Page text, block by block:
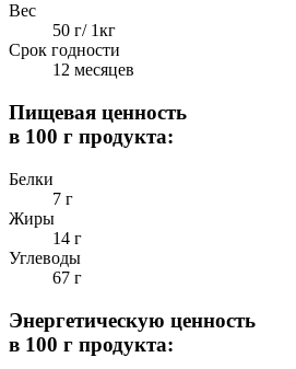
Вес
50 г/ 1кг
Срок годности
12 месяцев
Пищевая ценность
в 100 г продукта:
Белки
7 г
Жиры
14 г
Углеводы
67 г
Энергетическую ценность
в 100 г продукта: